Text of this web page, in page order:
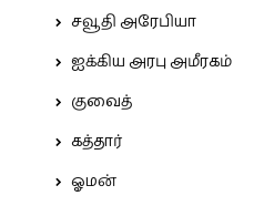
சவூதி அரேபியா
ஐக்கிய அரபு அமீரகம்
குவைத்
கத்தார்
ஓமன்